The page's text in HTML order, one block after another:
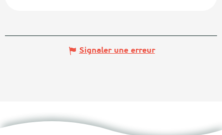
Signaler une erreur